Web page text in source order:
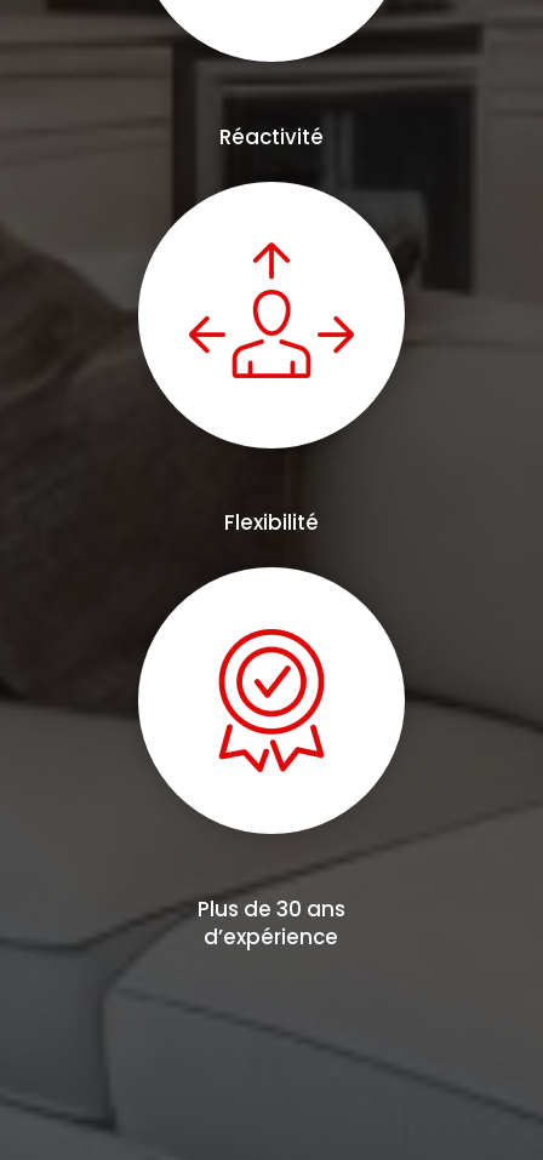
Réactivité
Flexibilité
Plus de 30 ans
d’expérience